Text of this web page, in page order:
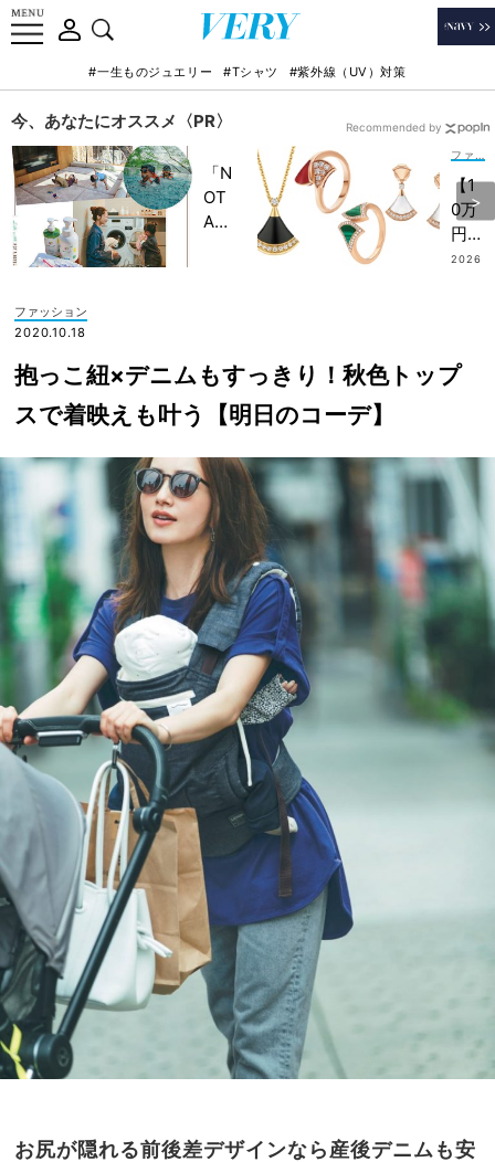
#一生ものジュエリー #Tシャツ #紫外線（UV）対策
今、あなたにオススメ〈PR〉
「N
OT
A
記憶
に一
生残
【極
上の
家族
旅】
を
【1
0万
円台
か
リー
ルガ
リ」
の人
気シ
リー
ズが
最適
2026
Recommended by
ファッション
2020.10.18
抱っこ紐×デニムもすっきり！秋色トップ
スで着映えも叶う【明日のコーデ】
お尻が隠れる前後差デザインなら産後デニムも安